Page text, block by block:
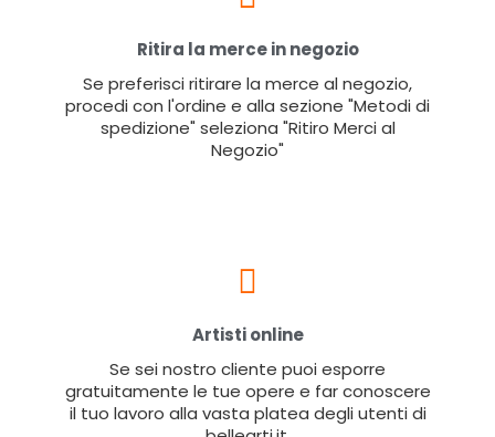
Ritira la merce in negozio
Se preferisci ritirare la merce al negozio,
procedi con l'ordine e alla sezione "Metodi di
spedizione" seleziona "Ritiro Merci al
Negozio"
Artisti online
Se sei nostro cliente puoi esporre
gratuitamente le tue opere e far conoscere
il tuo lavoro alla vasta platea degli utenti di